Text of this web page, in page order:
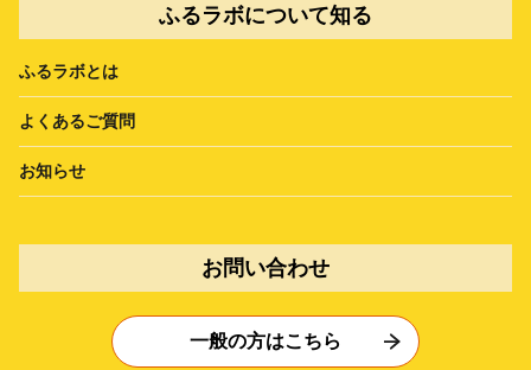
ふるラボについて知る
ふるラボとは
よくあるご質問
お知らせ
お問い合わせ
一般の方はこちら